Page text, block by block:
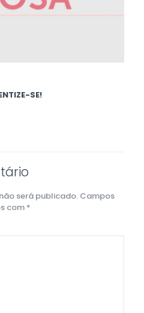
SE!
será publicado. Campos
com *